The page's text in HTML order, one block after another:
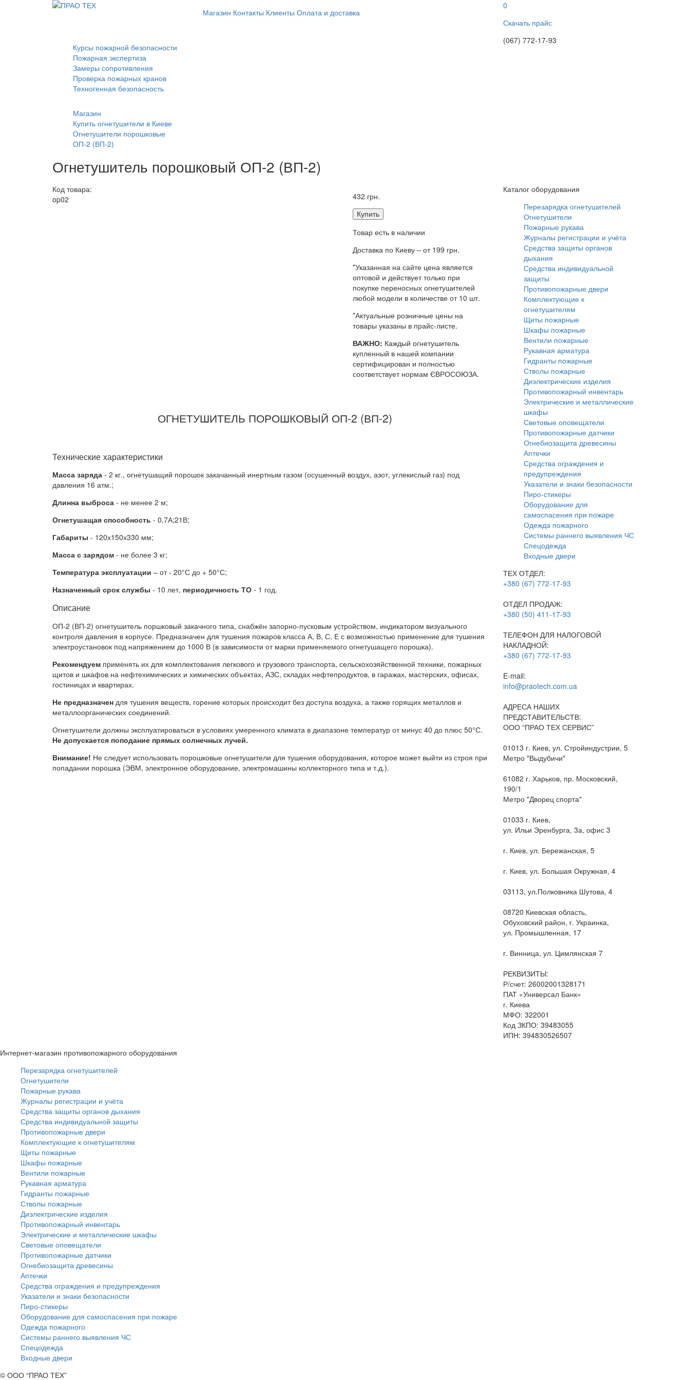
0
Скачать прайс
Магазин Контакты Клиенты Оплата и доставка
Курсы пожарной безопасности
Пожарная экспертиза
Замеры сопротивления
Проверка пожарных кранов
Техногенная безопасность
(067) 772-17-93
Магазин
Купить огнетушители в Киеве
Огнетушители порошковые
ОП-2 (ВП-2)
Огнетушитель порошковый ОП-2 (ВП-2)
Код товара:
op02
432 грн.
Купить
Товар есть в наличии
Доставка по Киеву – от 199 грн.
*Указанная на сайте цена является
оптовой и действует только при
покупке переносных огнетушителей
любой модели в количестве от 10 шт.
*Актуальные розничные цены на
товары указаны в прайс-листе.
ВАЖНО: Каждый огнетушитель
купленный в нашей компании
сертифицирован и полностью
соответствует нормам ЄВРОСОЮЗА.
Каталог оборудования
Перезарядка огнетушителей
Огнетушители
Пожарные рукава
Журналы регистрации и учёта
Средства защиты органов
дыхания
Средства индивидуальной
защиты
Противопожарные двери
Комплектующие к
огнетушителям
Щиты пожарные
Шкафы пожарные
Вентили пожарные
Рукавная арматура
Гидранты пожарные
Стволы пожарные
Диэлектрические изделия
Противопожарный инвентарь
Электрические и металлические
шкафы
Световые оповещатели
Противопожарные датчики
Огнебиозащита древесины
Аптечки
Средства ограждения и
предупреждения
Указатели и знаки безопасности
Пиро-стикеры
Оборудование для
самоспасения при пожаре
Одежда пожарного
Системы раннего выявления ЧС
Спецодежда
Входные двери
ТЕХ ОТДЕЛ:
+380 (67) 772-17-93
ОТДЕЛ ПРОДАЖ:
+380 (50) 411-17-93
ТЕЛЕФОН ДЛЯ НАЛОГОВОЙ
НАКЛАДНОЙ:
+380 (67) 772-17-93
E-mail:
info@praotech.com.ua
АДРЕСА НАШИХ
ПРЕДСТАВИТЕЛЬСТВ:
ООО “ПРАО ТЕХ СЕРВИС”
01013 г. Киев, ул. Стройиндустрии, 5
Метро "Выдубичи"
61082 г. Харьков, пр. Московский,
190/1
Метро "Дворец спорта"
01033 г. Киев,
ул. Ильи Эренбурга, 3а, офис 3
г. Киев, ул. Бережанская, 5
г. Киев, ул. Большая Окружная, 4
03113, ул.Полковника Шутова, 4
08720 Киевская область,
Обуховский район, г. Украинка,
ул. Промышленная, 17
г. Винница, ул. Цимлянская 7
РЕКВИЗИТЫ:
Р/счет: 26002001328171
ПАТ «Универсал Банк»
г. Киева
МФО: 322001
Код ЗКПО: 39483055
ИПН: 394830526507
ОГНЕТУШИТЕЛЬ ПОРОШКОВЫЙ ОП-2 (ВП-2)
Технические характеристики
Масса заряда - 2 кг., огнетушащий порошок закачанный инертным газом (осушенный воздух, азот, углекислый газ) под
давления 16 атм.;
Длинна выброса - не менее 2 м;
Огнетушащая способность - 0,7А;21В;
Габариты - 120х150х330 мм;
Масса с зарядом - не более 3 кг;
Температура эксплуатации – от - 20°С до + 50°С;
Назначенный срок службы - 10 лет, периодичность ТО - 1 год.
Описание
ОП-2 (ВП-2) огнетушитель поршковый закачного типа, снабжён запорно-пусковым устройством, индикатором визуального
контроля давления в корпусе. Предназначен для тушения пожаров класса А, В, С, Е с возможностью применение для тушения
электроустановок под напряжением до 1000 В (в зависимости от марки применяемого огнетушащего порошка).
Рекомендуем применять их для комплектования легкового и грузового транспорта, сельскохозяйственной техники, пожарных
щитов и шкафов на нефтехимических и химических объектах, АЗС, складах нефтепродуктов, в гаражах, мастерских, офисах,
гостиницах и квартирах.
Не предназначен для тушения веществ, горение которых происходит без доступа воздуха, а также горящих металлов и
металлоорганических соединений.
Огнетушители должны эксплуатироваться в условиях умеренного климата в диапазоне температур от минус 40 до плюс 50°С.
Не допускается поподание прямых солнечных лучей.
Внимание! Не следует использовать порошковые огнетушители для тушения оборудования, которое может выйти из строя при
попадании порошка (ЭВМ, электронное оборудование, электромашины коллекторного типа и т.д.).
Интернет-магазин противопожарного оборудования
Перезарядка огнетушителей
Огнетушители
Пожарные рукава
Журналы регистрации и учёта
Средства защиты органов дыхания
Средства индивидуальной защиты
Противопожарные двери
Комплектующие к огнетушителям
Щиты пожарные
Шкафы пожарные
Вентили пожарные
Рукавная арматура
Гидранты пожарные
Стволы пожарные
Диэлектрические изделия
Противопожарный инвентарь
Электрические и металлические шкафы
Световые оповещатели
Противопожарные датчики
Огнебиозащита древесины
Аптечки
Средства ограждения и предупреждения
Указатели и знаки безопасности
Пиро-стикеры
Оборудование для самоспасения при пожаре
Одежда пожарного
Системы раннего выявления ЧС
Спецодежда
Входные двери
© ООО “ПРАО ТЕХ”